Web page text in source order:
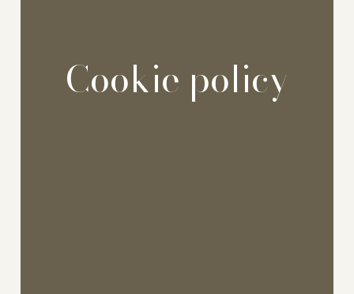
Cookie policy